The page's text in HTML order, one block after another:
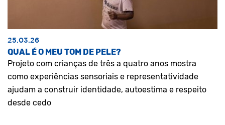
25.03.26
QUAL É O MEU TOM DE PELE?
Projeto com crianças de três a quatro anos mostra
como experiências sensoriais e representatividade
ajudam a construir identidade, autoestima e respeito
desde cedo